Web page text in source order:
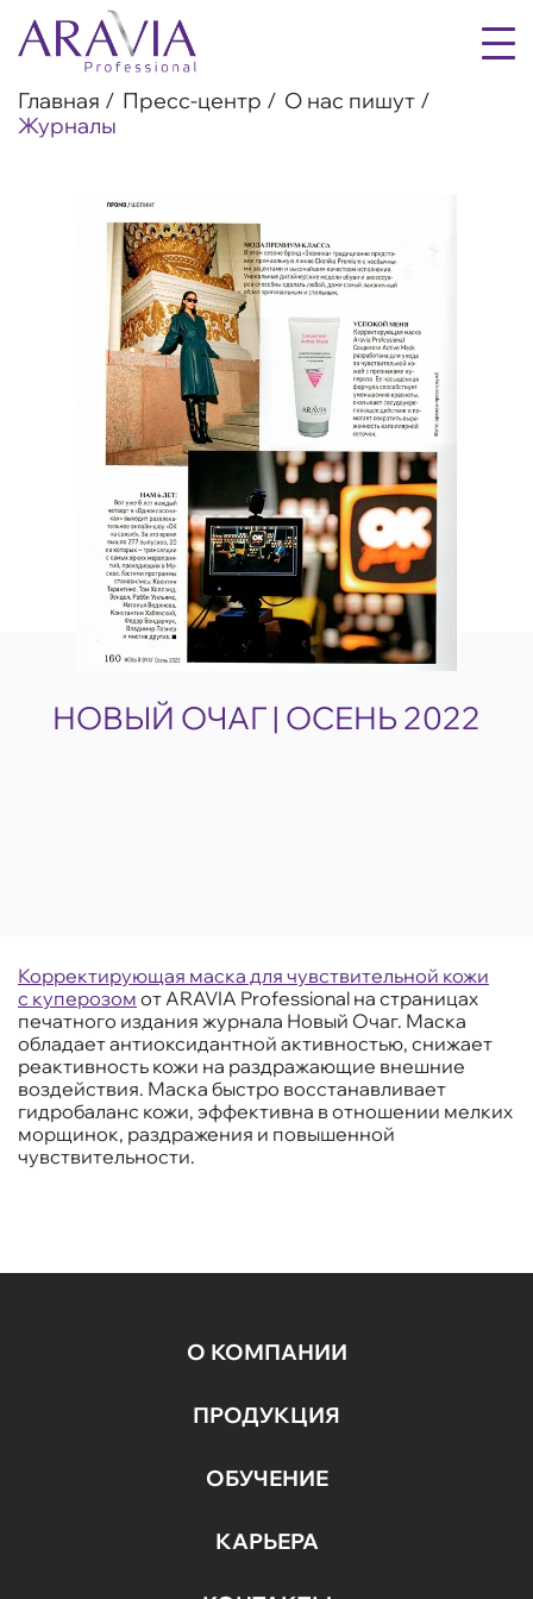
Главная Пресс-центр
О нас пишут
Журналы
НОВЫЙ ОЧАГ | ОСЕНЬ 2022
Корректирующая маска для чувствительной кожи
с куперозом от ARAVIA Professional на страницах
печатного издания журнала Новый Очаг. Маска
обладает антиоксидантной активностью, снижает
реактивность кожи на раздражающие внешние
воздействия. Маска быстро восстанавливает
гидробаланс кожи, эффективна в отношении мелких
морщинок, раздражения и повышенной
чувствительности.
О КОМПАНИИ
ПРОДУКЦИЯ
ОБУЧЕНИЕ
КАРЬЕРА